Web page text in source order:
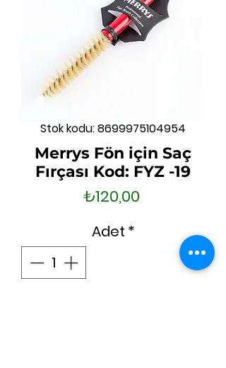
Stok kodu: 8699975104954
Merrys Fön için Saç
Fırçası Kod: FYZ -19
₺120,00Fiyat
Adet *